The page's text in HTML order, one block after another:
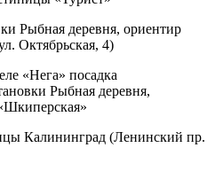
Рыбная деревня, ориентир
Октябрьская, 4)
«Нега» посадка
Рыбная деревня,
Калининград (Ленинский пр.